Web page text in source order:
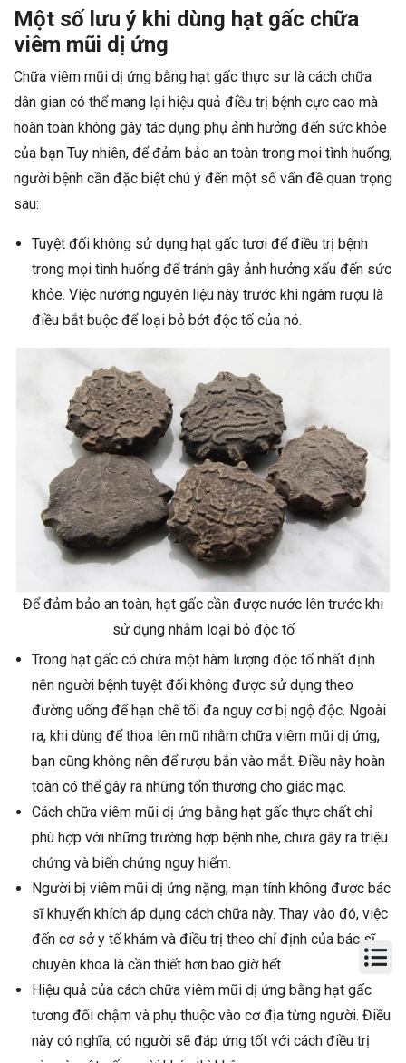
Một số lưu ý khi dùng hạt gấc chữa
viêm mũi dị ứng
Chữa viêm mũi dị ứng bằng hạt gấc thực sự là cách chữa
dân gian có thể mang lại hiệu quả điều trị bệnh cực cao mà
hoàn toàn không gây tác dụng phụ ảnh hưởng đến sức khỏe
của bạn Tuy nhiên, để đảm bảo an toàn trong mọi tình huống,
người bệnh cần đặc biệt chú ý đến một số vấn đề quan trọng
sau:
Tuyệt đối không sử dụng hạt gấc tươi để điều trị bệnh
trong mọi tình huống để tránh gây ảnh hưởng xấu đến sức
khỏe. Việc nướng nguyên liệu này trước khi ngâm rượu là
điều bắt buộc để loại bỏ bớt độc tố của nó.
Để đảm bảo an toàn, hạt gấc cần được nước lên trước khi
sử dụng nhằm loại bỏ độc tố
Trong hạt gấc có chứa một hàm lượng độc tố nhất định
nên người bệnh tuyệt đối không được sử dụng theo
đường uống để hạn chế tối đa nguy cơ bị ngộ độc. Ngoài
ra, khi dùng để thoa lên mũ nhằm chữa viêm mũi dị ứng,
bạn cũng không nên để rượu bắn vào mắt. Điều này hoàn
toàn có thể gây ra những tổn thương cho giác mạc.
Cách chữa viêm mũi dị ứng bằng hạt gấc thực chất chỉ
phù hợp với những trường hợp bệnh nhẹ, chưa gây ra triệu
chứng và biến chứng nguy hiểm.
Người bị viêm mũi dị ứng nặng, mạn tính không được bác
sĩ khuyến khích áp dụng cách chữa này. Thay vào đó, việc
đến cơ sở y tế khám và điều trị theo chỉ định của bác sĩ
chuyên khoa là cần thiết hơn bao giờ hết.
Hiệu quả của cách chữa viêm mũi dị ứng bằng hạt gấc
tương đối chậm và phụ thuộc vào cơ địa từng người. Điều
này có nghĩa, có người sẽ đáp ứng tốt với cách điều trị